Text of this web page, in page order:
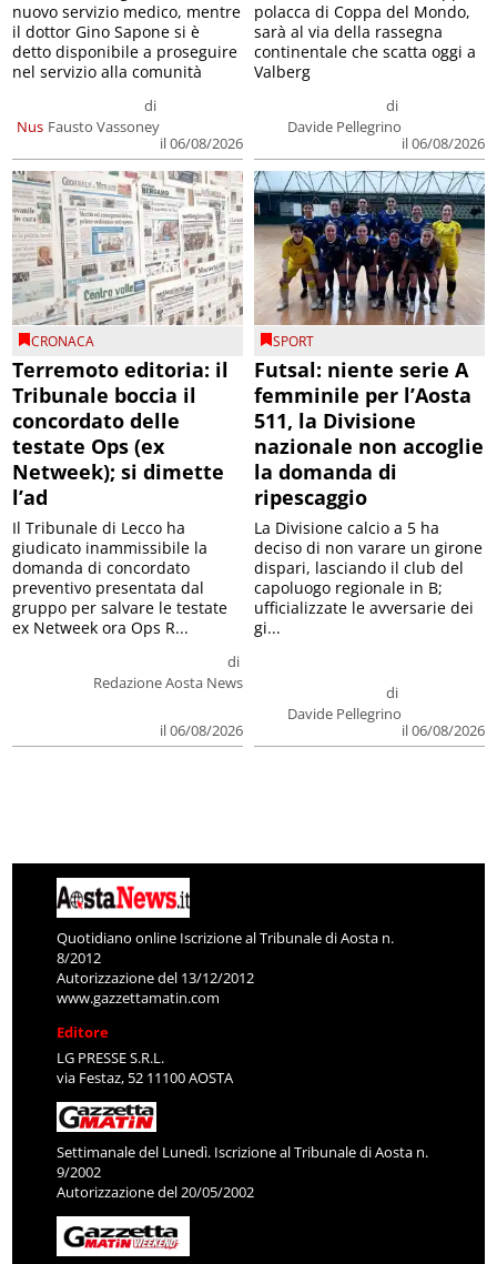
Nus
di
Fausto Vassoney
il 06/08/2026
nuovo servizio medico, mentre
il dottor Gino Sapone si è
detto disponibile a proseguire
nel servizio alla comunità
di
Davide Pellegrino
il 06/08/2026
polacca di Coppa del Mondo,
sarà al via della rassegna
continentale che scatta oggi a
Valberg
CRONACA
Terremoto editoria: il
Tribunale boccia il
concordato delle
testate Ops (ex
Netweek); si dimette
l’ad
di
Redazione Aosta News
il 06/08/2026
Il Tribunale di Lecco ha
giudicato inammissibile la
domanda di concordato
preventivo presentata dal
gruppo per salvare le testate
ex Netweek ora Ops R...
SPORT
Futsal: niente serie A
femminile per l’Aosta
511, la Divisione
nazionale non accoglie
la domanda di
ripescaggio
di
Davide Pellegrino
il 06/08/2026
La Divisione calcio a 5 ha
deciso di non varare un girone
dispari, lasciando il club del
capoluogo regionale in B;
ufficializzate le avversarie dei
gi...
Quotidiano online Iscrizione al Tribunale di Aosta n.
8/2012
Autorizzazione del 13/12/2012
www.gazzettamatin.com
Editore
LG PRESSE S.R.L.
via Festaz, 52 11100 AOSTA
Settimanale del Lunedì. Iscrizione al Tribunale di Aosta n.
9/2002
Autorizzazione del 20/05/2002